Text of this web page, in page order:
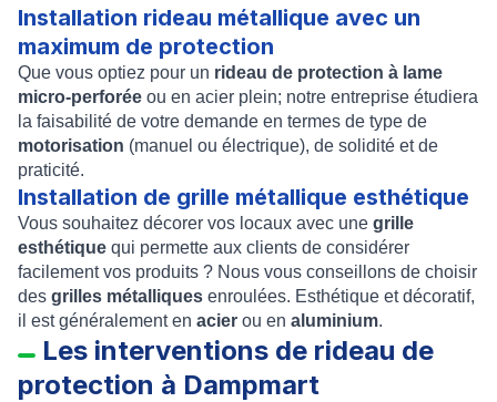
Installation rideau métallique avec un
maximum de protection
Que vous optiez pour un rideau de protection à lame
micro-perforée ou en acier plein; notre entreprise étudiera
la faisabilité de votre demande en termes de type de
motorisation (manuel ou électrique), de solidité et de
praticité.
Installation de grille métallique esthétique
Vous souhaitez décorer vos locaux avec une grille
esthétique qui permette aux clients de considérer
facilement vos produits ? Nous vous conseillons de choisir
des grilles métalliques enroulées. Esthétique et décoratif,
il est généralement en acier ou en aluminium.
Les interventions de rideau de
protection à Dampmart